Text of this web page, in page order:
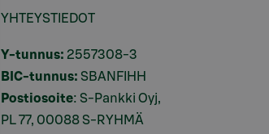
YHTEYSTIEDOT
Y-tunnus: 2557308-3
BIC-tunnus: SBANFIHH
Postiosoite: S-Pankki Oyj,
PL 77, 00088 S-RYHMÄ